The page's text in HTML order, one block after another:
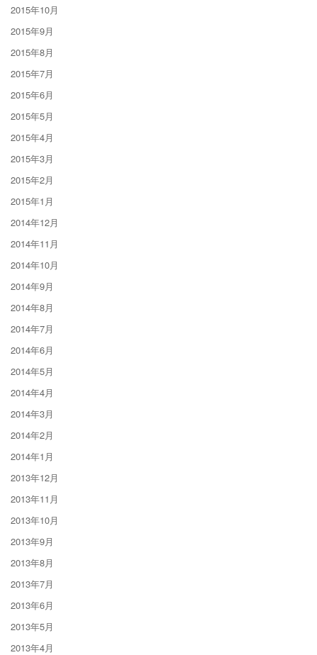
2015年10月
2015年9月
2015年8月
2015年7月
2015年6月
2015年5月
2015年4月
2015年3月
2015年2月
2015年1月
2014年12月
2014年11月
2014年10月
2014年9月
2014年8月
2014年7月
2014年6月
2014年5月
2014年4月
2014年3月
2014年2月
2014年1月
2013年12月
2013年11月
2013年10月
2013年9月
2013年8月
2013年7月
2013年6月
2013年5月
2013年4月